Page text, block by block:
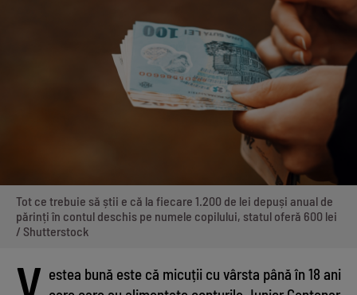
Tot ce trebuie să știi e că la fiecare 1.200 de lei depuși anual de
părinți în contul deschis pe numele copilului, statul oferă 600 lei
/ Shutterstock
V estea bună este că micuții cu vârsta până în 18 ani